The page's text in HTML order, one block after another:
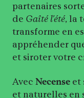
partenaires
de Gaîté l'été, la
transforme en
appréhender
et siroter votre
Avec Necense et
et naturelles en